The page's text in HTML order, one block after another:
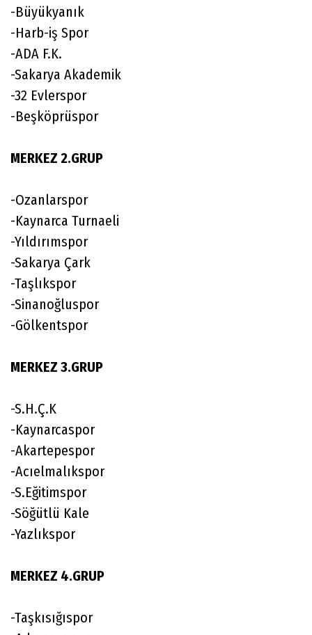
-Büyükyanık
-Harb-iş Spor
-ADA F.K.
-Sakarya Akademik
-32 Evlerspor
-Beşköprüspor
MERKEZ 2.GRUP
-Ozanlarspor
-Kaynarca Turnaeli
-Yıldırımspor
-Sakarya Çark
-Taşlıkspor
-Sinanoğluspor
-Gölkentspor
MERKEZ 3.GRUP
-S.H.Ç.K
-Kaynarcaspor
-Akartepespor
-Acıelmalıkspor
-S.Eğitimspor
-Söğütlü Kale
-Yazlıkspor
MERKEZ 4.GRUP
-Taşkısığıspor